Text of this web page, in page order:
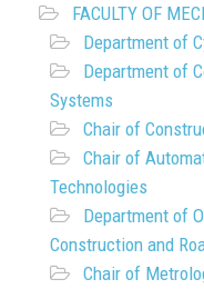
FACULTY OF
Department of
Department of
Systems
Chair of
Chair of
Technologies
Department of
Construction and
Chair of